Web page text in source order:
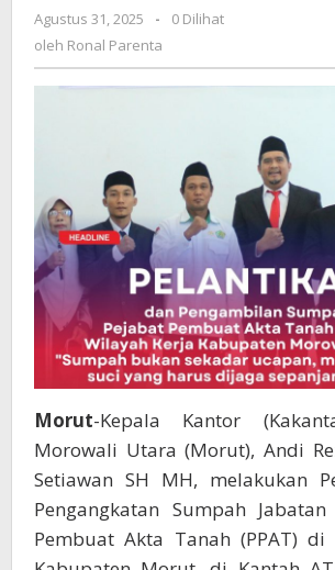
Bersifat
Tetapi
Memiliki
Yang
Sangat
Kuat
Agustus 31, 2025
oleh
Ronal
-
0 Dilihat
oleh Ronal Parenta
Morut-Kepala Kantor
Morowali Utara (Morut), Andi
Setiawan SH MH, melakukan
Pengangkatan Sumpah
Pembuat Akta Tanah (PPAT)